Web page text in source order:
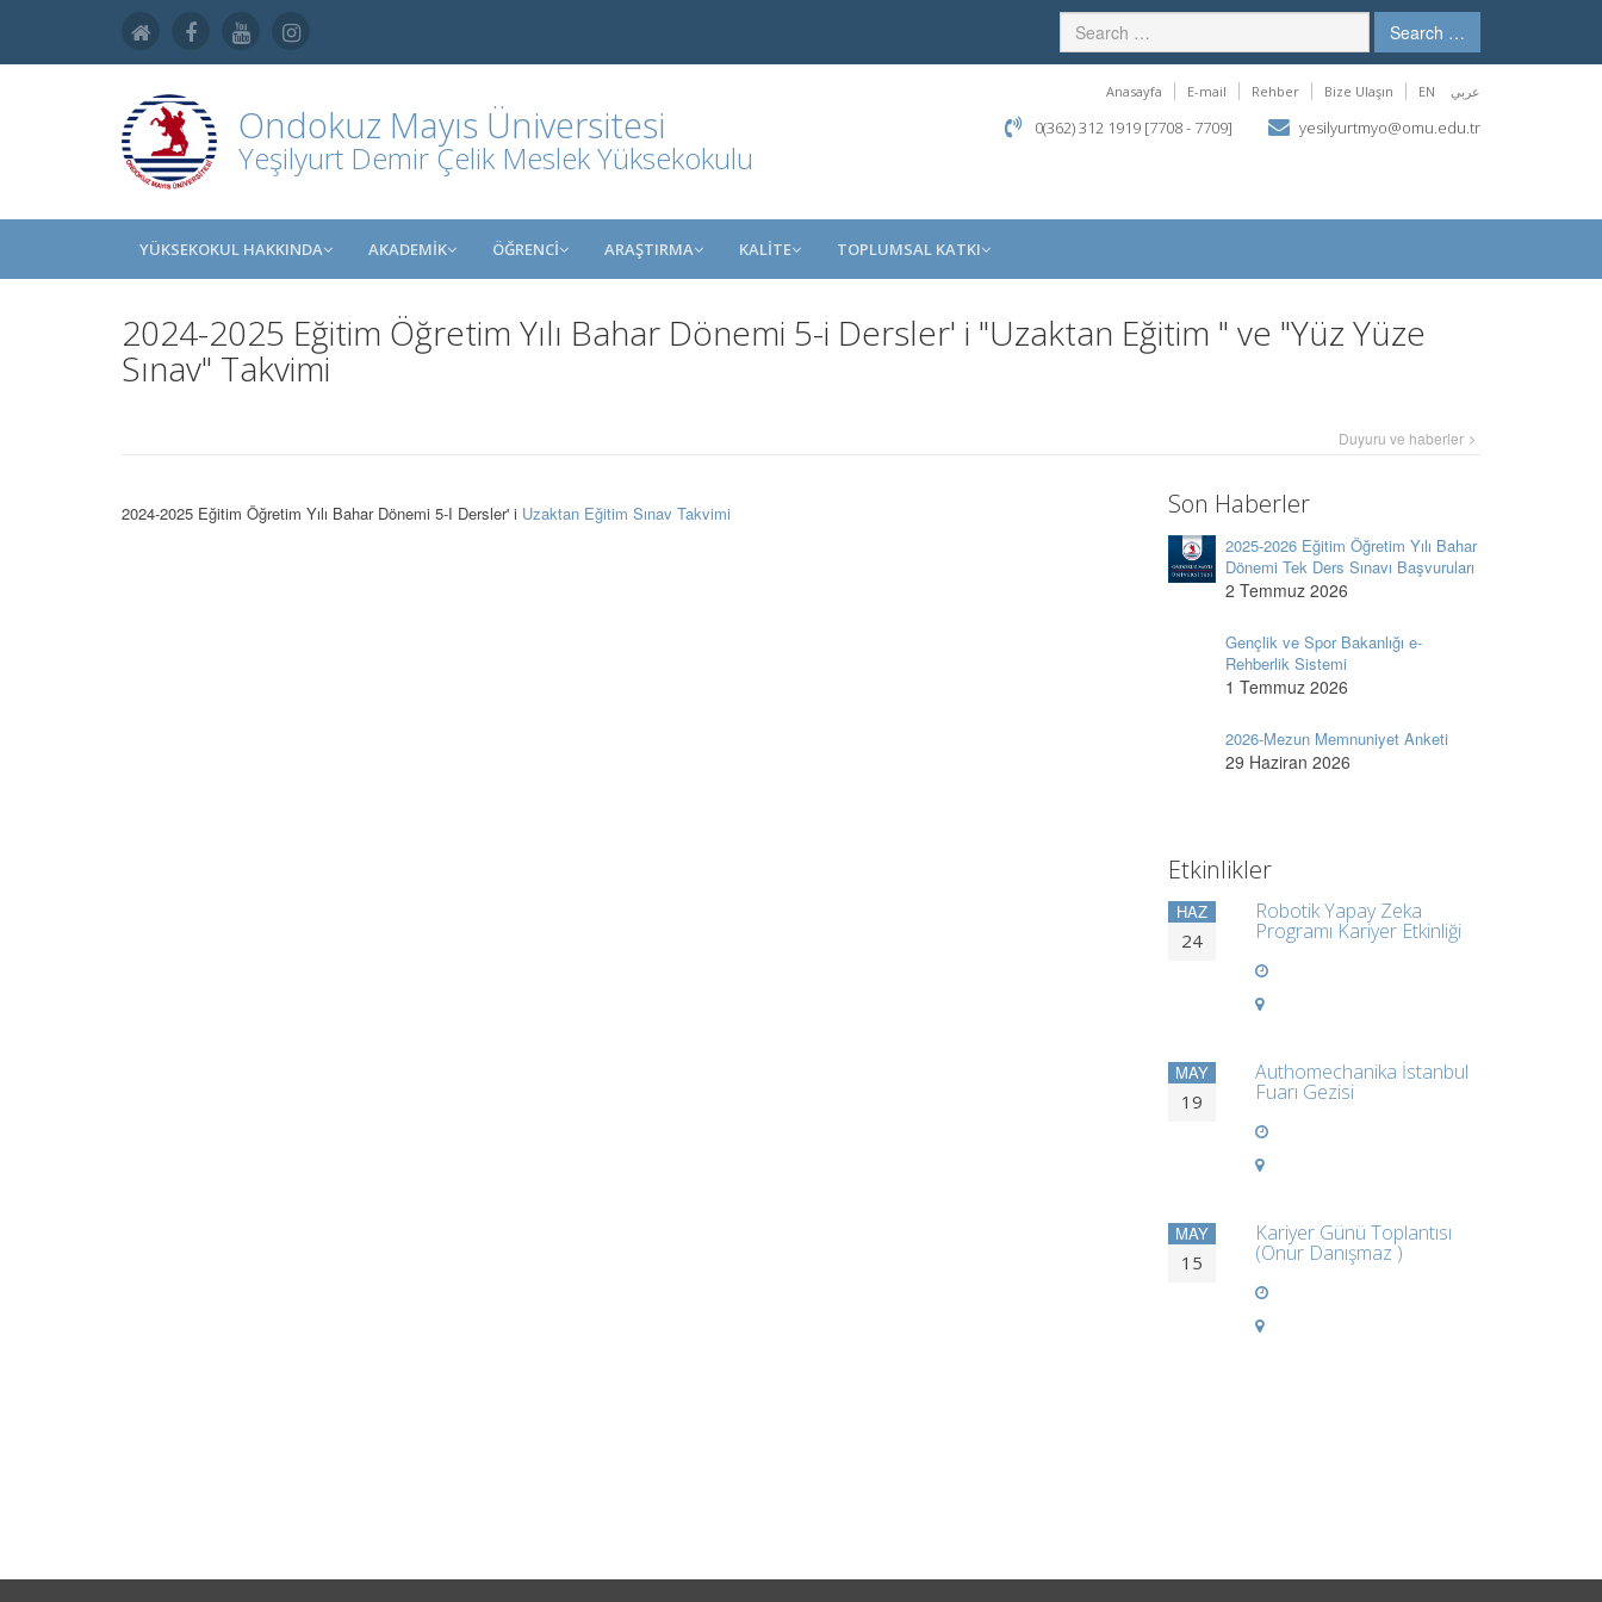
Search …
Ondokuz Mayıs Üniversitesi
Yeşilyurt Demir Çelik Meslek Yüksekokulu
Anasayfa E-mail Rehber Bize Ulaşın EN عربي
0(362) 312 1919 [7708 - 7709] yesilyurtmyo@omu.edu.tr
YÜKSEKOKUL HAKKINDA AKADEMİK ÖĞRENCİ ARAŞTIRMA KALİTE TOPLUMSAL KATKI
2024-2025 Eğitim Öğretim Yılı Bahar Dönemi 5-i Dersler' i "Uzaktan Eğitim " ve "Yüz Yüze
Sınav" Takvimi
Duyuru ve haberler
2024-2025 Eğitim Öğretim Yılı Bahar Dönemi 5-I Dersler' i Uzaktan Eğitim Sınav Takvimi Son Haberler
2025-2026 Eğitim Öğretim Yılı Bahar
Dönemi Tek Ders Sınavı Başvuruları
2 Temmuz 2026
Gençlik ve Spor Bakanlığı e-
Rehberlik Sistemi
1 Temmuz 2026
2026-Mezun Memnuniyet Anketi
29 Haziran 2026
Etkinlikler
HAZ
24
Robotik Yapay Zeka
Programı Kariyer Etkinliği
MAY
19
Authomechanika İstanbul
Fuarı Gezisi
MAY
15
Kariyer Günü Toplantısı
(Onur Danışmaz )